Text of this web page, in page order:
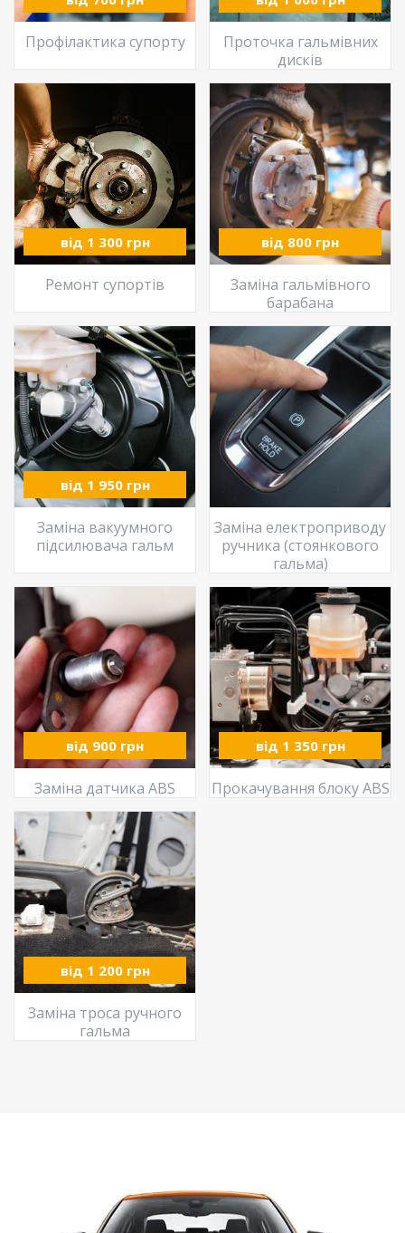
Профілактика супорту
Проточка гальмівних
дисків
від 1 300 грн
Ремонт супортів
від 800 грн
Заміна гальмівного
барабана
від 1 950 грн
Заміна вакуумного
підсилювача гальм
Заміна електроприводу
ручника (стоянкового
гальма)
від 900 грн
Заміна датчика ABS
від 1 350 грн
Прокачування блоку ABS
від 1 200 грн
Заміна троса ручного
гальма